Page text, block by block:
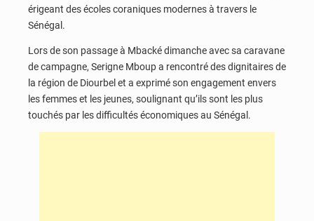
érigeant des écoles coraniques modernes à travers le
Sénégal.
Lors de son passage à Mbacké dimanche avec sa caravane
de campagne, Serigne Mboup a rencontré des dignitaires de
la région de Diourbel et a exprimé son engagement envers
les femmes et les jeunes, soulignant qu’ils sont les plus
touchés par les difficultés économiques au Sénégal.